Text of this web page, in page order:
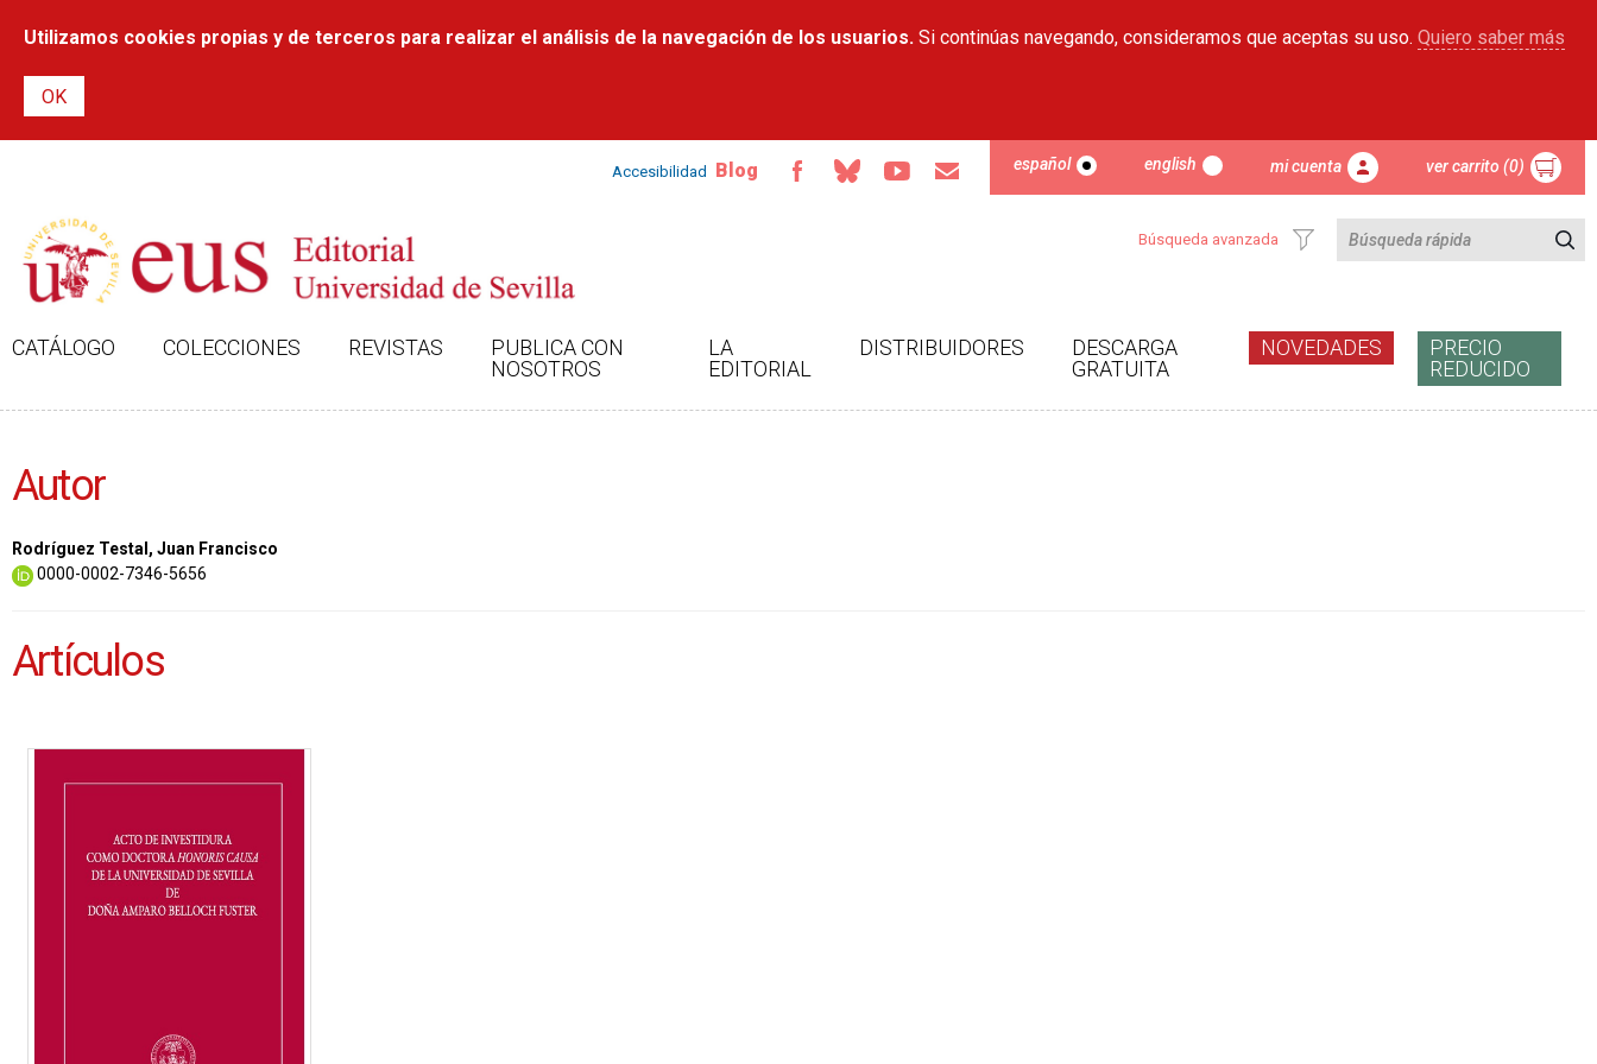
contenido
Utilizamos cookies propias y de terceros para realizar el análisis de la navegación de los usuarios. Si continúas navegando, consideramos que aceptas su uso. Quiero saber más
Accesibilidad Blog español english mi cuenta ver carrito (0)
Búsqueda avanzada
CATÁLOGO COLECCIONES REVISTAS
PUBLICA CON
NOSOTROS
LA
EDITORIAL
DISTRIBUIDORES
DESCARGA
GRATUITA
NOVEDADES
PRECIO
REDUCIDO
Autor
Rodríguez Testal, Juan Francisco
0000-0002-7346-5656
Artículos